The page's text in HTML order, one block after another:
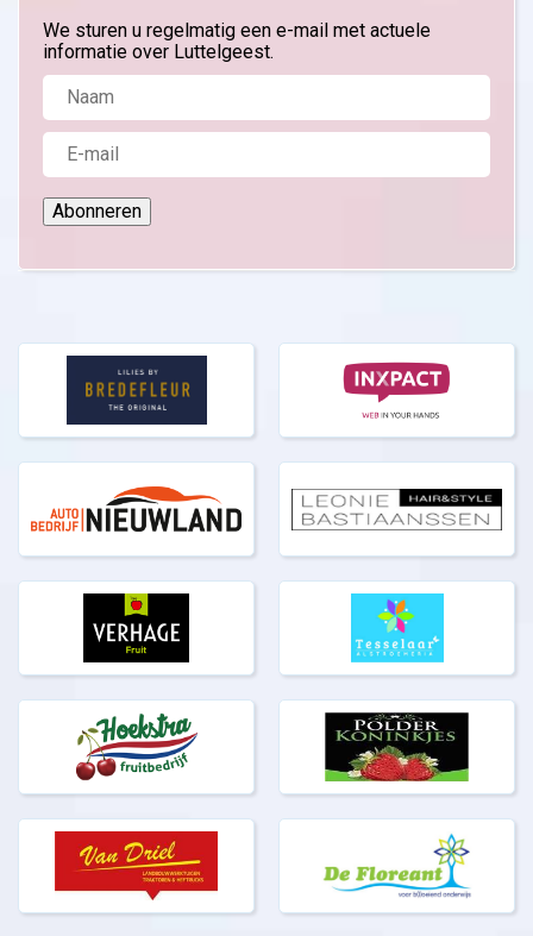
We sturen u regelmatig een e-mail met actuele
informatie over Luttelgeest.
Abonneren